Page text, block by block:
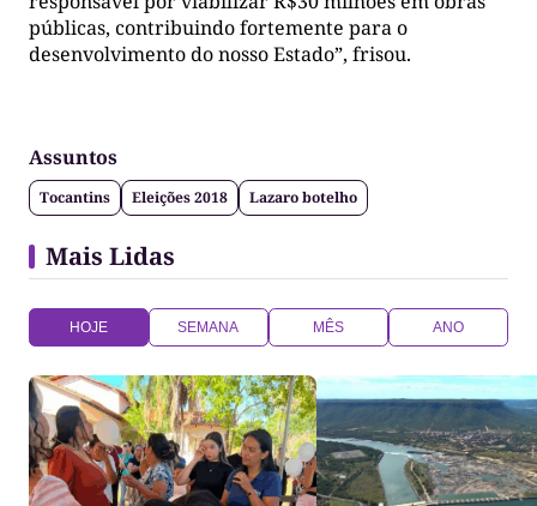
públicas, contribuindo fortemente para o
desenvolvimento do nosso Estado”, frisou.
Assuntos
Tocantins Eleições 2018 Lazaro botelho
Mais Lidas
HOJE SEMANA MÊS ANO